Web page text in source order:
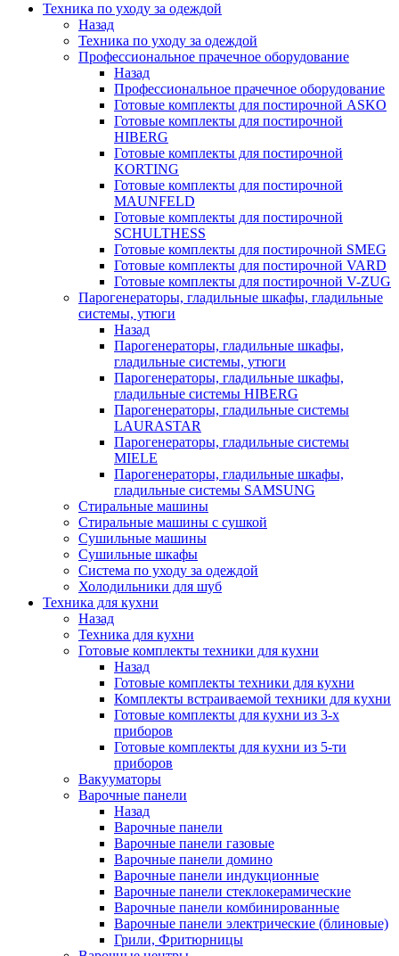
Техника по уходу за одеждой
Назад
Техника по уходу за одеждой
Профессиональное прачечное оборудование
Назад
Профессиональное прачечное оборудование
Готовые комплекты для постирочной ASKO
Готовые комплекты для постирочной
HIBERG
Готовые комплекты для постирочной
KORTING
Готовые комплекты для постирочной
MAUNFELD
Готовые комплекты для постирочной
SCHULTHESS
Готовые комплекты для постирочной SMEG
Готовые комплекты для постирочной VARD
Готовые комплекты для постирочной V-ZUG
Парогенераторы, гладильные шкафы, гладильные
системы, утюги
Назад
Парогенераторы, гладильные шкафы,
гладильные системы, утюги
Парогенераторы, гладильные шкафы,
гладильные системы HIBERG
Парогенераторы, гладильные системы
LAURASTAR
Парогенераторы, гладильные системы
MIELE
Парогенераторы, гладильные шкафы,
гладильные системы SAMSUNG
Стиральные машины
Стиральные машины с сушкой
Сушильные машины
Сушильные шкафы
Система по уходу за одеждой
Холодильники для шуб
Техника для кухни
Назад
Техника для кухни
Готовые комплекты техники для кухни
Назад
Готовые комплекты техники для кухни
Комплекты встраиваемой техники для кухни
Готовые комплекты для кухни из 3-х
приборов
Готовые комплекты для кухни из 5-ти
приборов
Вакууматоры
Варочные панели
Назад
Варочные панели
Варочные панели газовые
Варочные панели домино
Варочные панели индукционные
Варочные панели стеклокерамические
Варочные панели комбинированные
Варочные панели электрические (блиновые)
Грили, Фритюрницы